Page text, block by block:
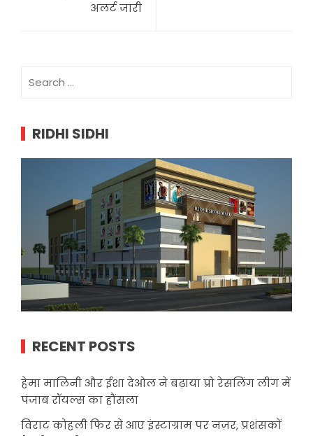
अलर्ट जारी
for:
RIDHI SIDHI
RECENT POSTS
हेमा मालिनी और ईशा देओल ने बढ़ाया प्रो रेसलिंग लीग में
पंजाब रॉयल्स का हौंसला
विराट कोहली फिर से आए इंस्टाग्राम पर नज़र, प्रशंसकों